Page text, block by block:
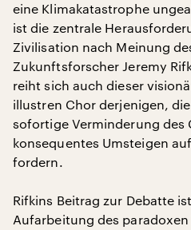
eine Klimakatastrophe
ist die zentrale
Zivilisation nach Meinung
Zukunftsforscher Jeremy
reiht sich auch dieser
illustren Chor derjenigen,
sofortige Verminderung des
konsequentes Umsteigen
fordern.
Rifkins Beitrag zur Debatte
Aufarbeitung des